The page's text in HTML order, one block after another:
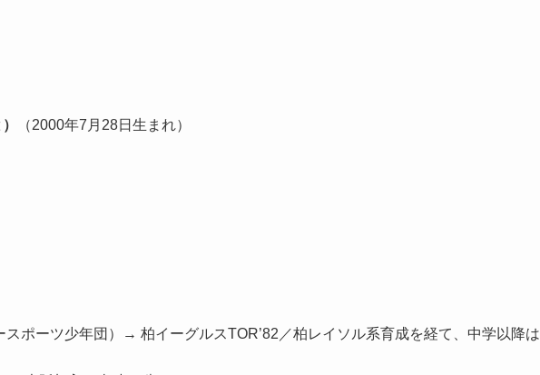
（2000年7月28日生まれ）
スポーツ少年団）→ 柏イーグルスTOR’82／柏レイソル系育成を経て、中学以降は